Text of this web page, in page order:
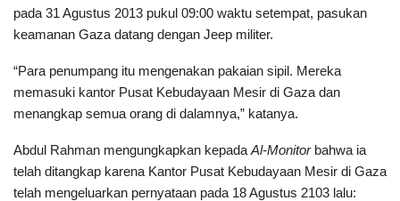
pada 31 Agustus 2013 pukul 09:00 waktu setempat, pasukan
keamanan Gaza datang dengan Jeep militer.
“Para penumpang itu mengenakan pakaian sipil. Mereka
memasuki kantor Pusat Kebudayaan Mesir di Gaza dan
menangkap semua orang di dalamnya,” katanya.
Abdul Rahman mengungkapkan kepada Al-Monitorbahwa ia
telah ditangkap karena Kantor Pusat Kebudayaan Mesir di Gaza
telah mengeluarkan pernyataan pada 18 Agustus 2103 lalu: